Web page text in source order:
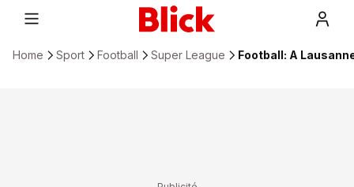
Home Sport Football Super League Football: A